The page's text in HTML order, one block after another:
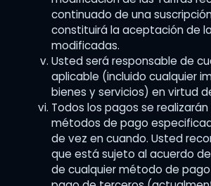
continuado de una
constituirá la aceptación de
modificadas.
Usted será responsable de
aplicable (incluido cualquier
bienes y servicios) en virtud
Todos los pagos se
métodos de pago
de vez en cuando. Usted
que está sujeto al acuerdo
de cualquier método de